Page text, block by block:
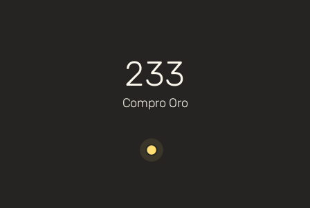
Compro Oro